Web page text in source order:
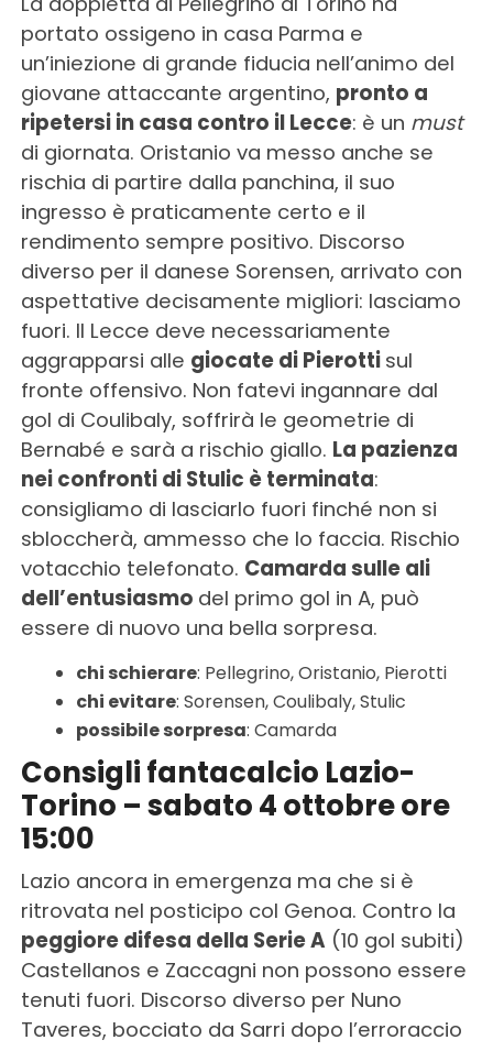
portato ossigeno in casa Parma e
un’iniezione di grande fiducia nell’animo del
giovane attaccante argentino, pronto a
ripetersi in casa contro il Lecce: è un must
di giornata. Oristanio va messo anche se
rischia di partire dalla panchina, il suo
ingresso è praticamente certo e il
rendimento sempre positivo. Discorso
diverso per il danese Sorensen, arrivato con
aspettative decisamente migliori: lasciamo
fuori. Il Lecce deve necessariamente
aggrapparsi alle giocate di Pierotti sul
fronte offensivo. Non fatevi ingannare dal
gol di Coulibaly, soffrirà le geometrie di
Bernabé e sarà a rischio giallo. La pazienza
nei confronti di Stulic è terminata:
consigliamo di lasciarlo fuori finché non si
sbloccherà, ammesso che lo faccia. Rischio
votacchio telefonato. Camarda sulle ali
dell’entusiasmo del primo gol in A, può
essere di nuovo una bella sorpresa.
chi schierare: Pellegrino, Oristanio, Pierotti
chi evitare: Sorensen, Coulibaly, Stulic
possibile sorpresa: Camarda
Consigli fantacalcio Lazio-
Torino – sabato 4 ottobre ore
15:00
Lazio ancora in emergenza ma che si è
ritrovata nel posticipo col Genoa. Contro la
peggiore difesa della Serie A (10 gol subiti)
Castellanos e Zaccagni non possono essere
tenuti fuori. Discorso diverso per Nuno
Taveres, bocciato da Sarri dopo l’erroraccio